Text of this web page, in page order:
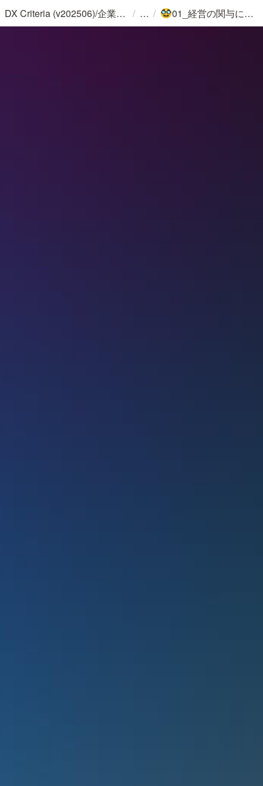
DX Criteria (v202506)/企業のデジタル化とソフトウェア活用のためのガイドライン / / 🥸 01_経営の関与について